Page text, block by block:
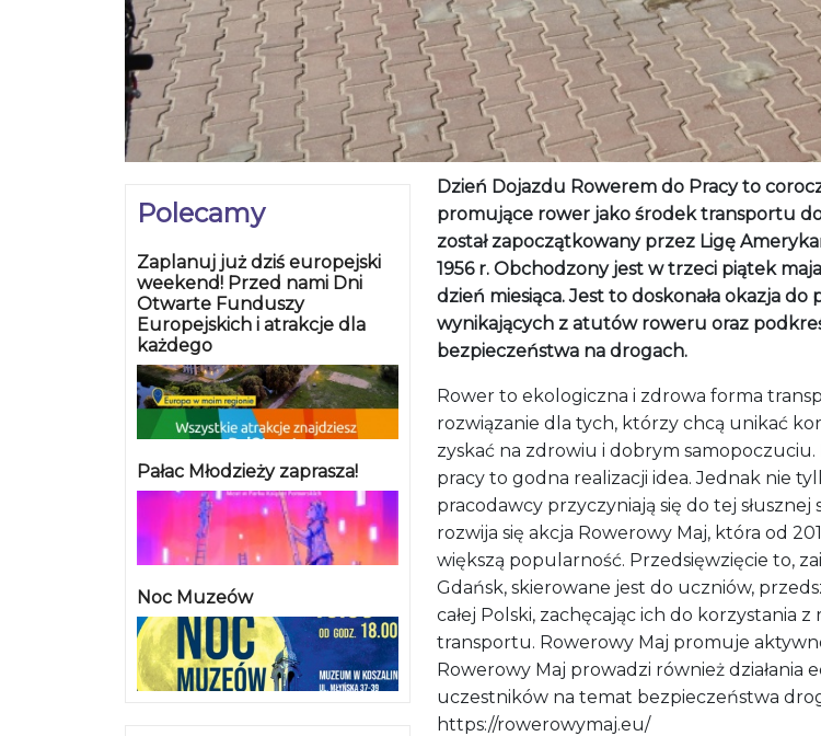
Polecamy
Zaplanuj już dziś europejski
weekend! Przed nami Dni
Otwarte Funduszy
Europejskich i atrakcje dla
każdego
Pałac Młodzieży zaprasza!
Noc Muzeów
Dzień Dojazdu Rowerem do Pracy to
promujące rower jako środek transportu
został zapoczątkowany przez Ligę
1956 r. Obchodzony jest w trzeci piątek
dzień miesiąca. Jest to doskonała okazja
wynikających z atutów roweru oraz
bezpieczeństwa na drogach.
Rower to ekologiczna i zdrowa forma
rozwiązanie dla tych, którzy chcą unikać
zyskać na zdrowiu i dobrym
pracy to godna realizacji idea. Jednak nie
pracodawcy przyczyniają się do tej słusznej
rozwija się akcja Rowerowy Maj, która od
większą popularność. Przedsięwzięcie to,
Gdańsk, skierowane jest do uczniów,
całej Polski, zachęcając ich do korzystania
transportu. Rowerowy Maj promuje
Rowerowy Maj prowadzi również działania
uczestników na temat bezpieczeństwa
https://rowerowymaj.eu/